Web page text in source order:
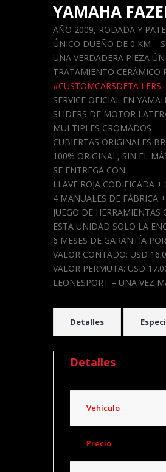
YAMAHA
AÑO 2009, RODADA Y
ÚNICO DUEÑO DE 0 KM –
UNA VERDADERA PIEZA
TRATAMIENTO CERÁMICO
#CUSTOMCARSDETAILERS
SERVICE OFICIAL EN
SLIDERS DE MOTOR
MULTIPLES CROMADOS
CUBIERTAS ORIGINALES
100% ORIGINAL, SIN EL
SE ENTREGA CON:
LLAVE ROJA CODIFICADA +
4 MANUALES DE FÁBRICA
JUEGO DE HERRAMIENTAS
ESTA UNIDAD SOLO LA
6 MESES DE GARANTÍA
VALOR CONTADO: USD
VALOR PERMUTA: USD
LEONESPORT – UNA VEZ
Detalles
Detalles
Vehículo
Precio